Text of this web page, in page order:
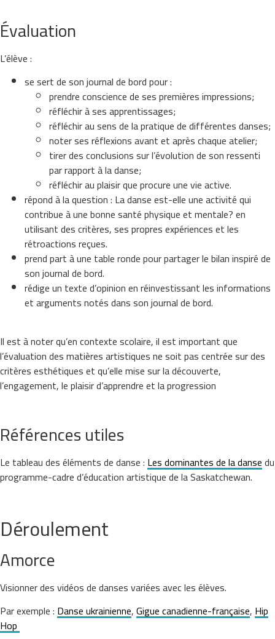
Évaluation
L’élève :
se sert de son journal de bord pour :
prendre conscience de ses premières impressions;
réfléchir à ses apprentissages;
réfléchir au sens de la pratique de différentes danses;
noter ses réflexions avant et après chaque atelier;
tirer des conclusions sur l’évolution de son ressenti
par rapport à la danse;
réfléchir au plaisir que procure une vie active.
répond à la question : La danse est-elle une activité qui
contribue à une bonne santé physique et mentale? en
utilisant des critères, ses propres expériences et les
rétroactions reçues.
prend part à une table ronde pour partager le bilan inspiré de
son journal de bord.
rédige un texte d’opinion en réinvestissant les informations
et arguments notés dans son journal de bord.
Il est à noter qu’en contexte scolaire, il est important que
l’évaluation des matières artistiques ne soit pas centrée sur des
critères esthétiques et qu’elle mise sur la découverte,
l’engagement, le plaisir d’apprendre et la progression
Références utiles
Le tableau des éléments de danse : Les dominantes de la dansedu
programme-cadre d’éducation artistique de la Saskatchewan.
Déroulement
Amorce
Visionner des vidéos de danses variées avec les élèves.
Par exemple : Danse ukrainienne,Gigue canadienne-française, Hip
Hop